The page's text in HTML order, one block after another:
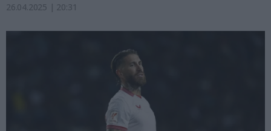
26.04.2025 | 20:31